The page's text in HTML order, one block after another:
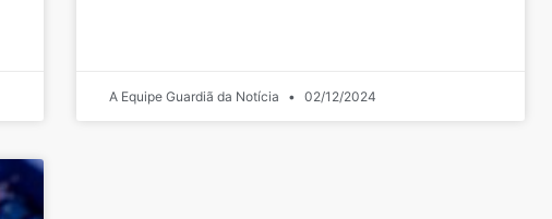
A Equipe Guardiã da Notícia 02/12/2024